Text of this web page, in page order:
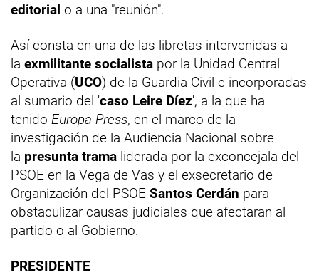
editorial o a una "reunión".
Así consta en una de las libretas intervenidas a
la exmilitante socialista por la Unidad Central
Operativa (UCO) de la Guardia Civil e incorporadas
al sumario del 'caso Leire Díez', a la que ha
tenido Europa Press, en el marco de la
investigación de la Audiencia Nacional sobre
la presunta trama liderada por la exconcejala del
PSOE en la Vega de Vas y el exsecretario de
Organización del PSOE Santos Cerdán para
obstaculizar causas judiciales que afectaran al
partido o al Gobierno.
PRESIDENTE